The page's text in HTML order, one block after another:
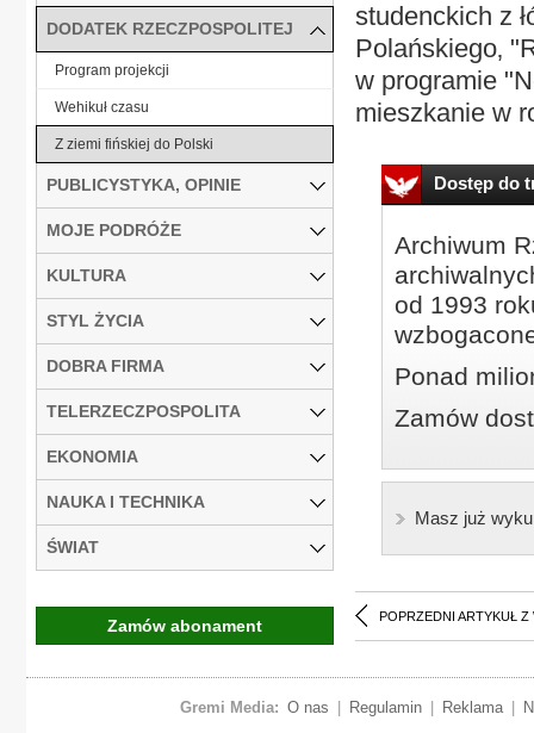
studenckich z
Polańskiego‚
w programie
mieszkanie w
Dostęp do
Archiwum
od 1993
Ponad
Zamów
Masz już
POPRZEDNI ARTYKUŁ Z
DODATEK RZECZPOSPOLITEJ
Program projekcji
Wehikuł czasu
Z ziemi fińskiej do Polski
PUBLICYSTYKA, OPINIE
MOJE PODRÓŻE
KULTURA
STYL ŻYCIA
DOBRA FIRMA
TELERZECZPOSPOLITA
EKONOMIA
NAUKA I TECHNIKA
ŚWIAT
Zamów abonament
Gremi Media: O nas Regulamin Reklama